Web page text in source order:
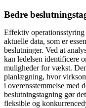
Bedre
Effektiv
aktuelle data, som er
beslutninger. Ved at
kan ledelsen identificere
muligheder for vækst.
planlægning, hvor
i overensstemmelse med
beslutningstagning gør
fleksible og